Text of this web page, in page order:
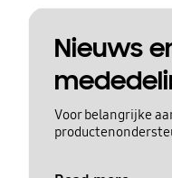
Nieuws
Voor belangrijke